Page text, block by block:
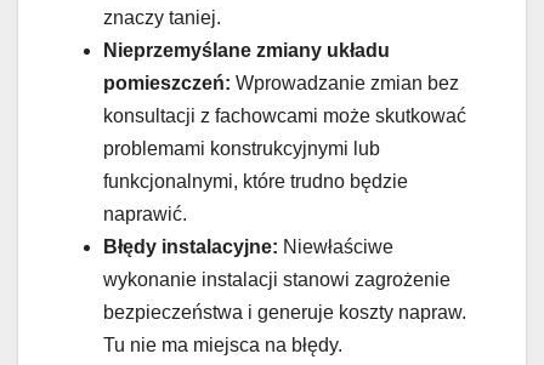
znaczy taniej.
Nieprzemyślane zmiany układu
pomieszczeń: Wprowadzanie zmian bez
konsultacji z fachowcami może skutkować
problemami konstrukcyjnymi lub
funkcjonalnymi, które trudno będzie
naprawić.
Błędy instalacyjne: Niewłaściwe
wykonanie instalacji stanowi zagrożenie
bezpieczeństwa i generuje koszty napraw.
Tu nie ma miejsca na błędy.